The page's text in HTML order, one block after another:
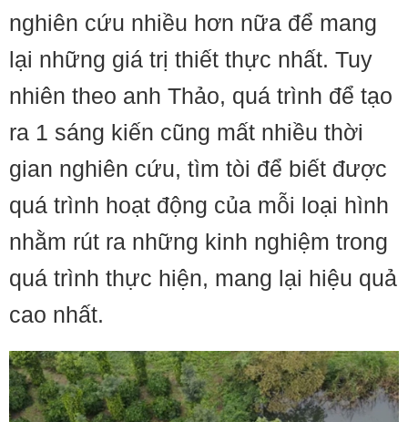
nghiên cứu nhiều hơn nữa để mang
lại những giá trị thiết thực nhất. Tuy
nhiên theo anh Thảo, quá trình để tạo
ra 1 sáng kiến cũng mất nhiều thời
gian nghiên cứu, tìm tòi để biết được
quá trình hoạt động của mỗi loại hình
nhằm rút ra những kinh nghiệm trong
quá trình thực hiện, mang lại hiệu quả
cao nhất.